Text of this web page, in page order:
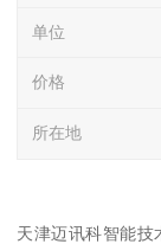
单位
价格
所在地
天津迈讯科智能技